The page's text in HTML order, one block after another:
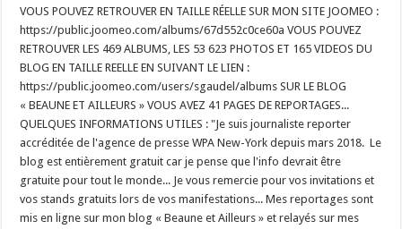
VOUS POUVEZ RETROUVER EN TAILLE RÉELLE SUR MON SITE JOOMEO :
https://public.joomeo.com/albums/67d552c0ce60a VOUS POUVEZ
RETROUVER LES 469 ALBUMS, LES 53 623 PHOTOS ET 165 VIDEOS DU
BLOG EN TAILLE REELLE EN SUIVANT LE LIEN :
https://public.joomeo.com/users/sgaudel/albums SUR LE BLOG
« BEAUNE ET AILLEURS » VOUS AVEZ 41 PAGES DE REPORTAGES...
QUELQUES INFORMATIONS UTILES : "Je suis journaliste reporter
accréditée de l'agence de presse WPA New-York depuis mars 2018. Le
blog est entièrement gratuit car je pense que l'info devrait être
gratuite pour tout le monde... Je vous remercie pour vos invitations et
vos stands gratuits lors de vos manifestations... Mes reportages sont
mis en ligne sur mon blog « Beaune et Ailleurs » et relayés sur mes